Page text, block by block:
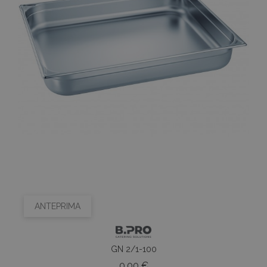
ANTEPRIMA
GN 2/1-100